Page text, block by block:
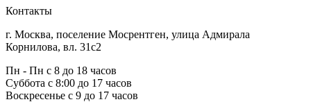
Контакты
г. Москва, поселение Мосрентген, улица Адмирала
Корнилова, вл. 31с2
Пн - Пн с 8 до 18 часов
Суббота с 8:00 до 17 часов
Воскресенье с 9 до 17 часов